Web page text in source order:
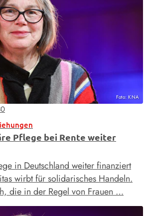
Foto: KNA
Pflege bei Rente weiter
in Deutschland weiter finanziert
wirbt für solidarisches Handeln.
die in der Regel von Frauen …